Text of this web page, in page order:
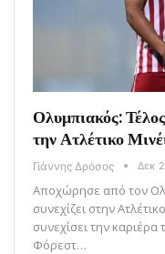
Ολυμπιακός:
την Ατλέτικο
Γιάννης Δρόσος Δεκ
Αποχώρησε από τον
συνεχίζει στην
συνεχίσει την
Φόρεστ…